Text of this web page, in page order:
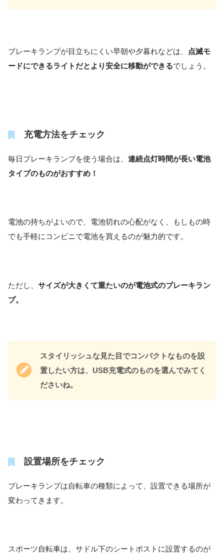
ブレーキランプが目立ちにくい早朝や夕暮れなどは、
点滅モ
ードにできるライトだとより安全に移動ができるでしょう。
充電方法をチェック
毎日ブレーキランプを使う場合は、 連続点灯時間が長い電池
タイプのものがおすすめ！
電池の持ちがよいので、電池切れの心配がなく、もしもの時
でも手軽にコンビニで電池を買えるのが魅力的です。
ただし、 サイズが大きくて重たいのが電池式のブレーキラン
プ。
スタイリッシュな見た目でコンパクトなものを設
置したい方は、USB充電式のものを選んでみてく
ださいね。
設置場所をチェック
ブレーキランプは自転車の種類によって、設置できる場所が
変わってきます。
スポーツ自転車は、サドル下のシートポストに設置するのが